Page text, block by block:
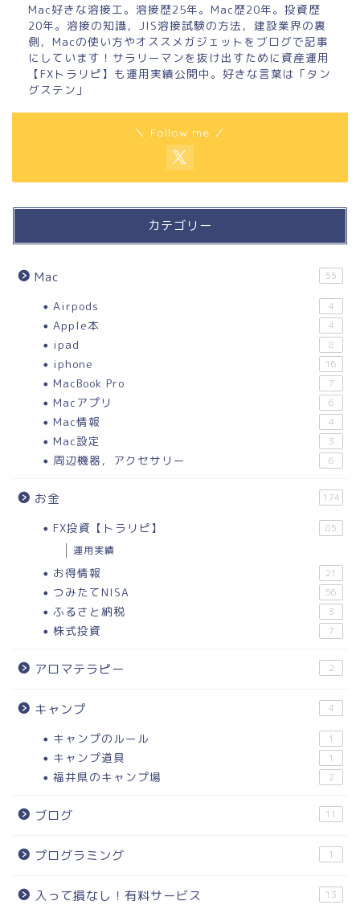
Mac好きな溶接工。溶接歴25年。Mac歴20年。投資歴
20年。溶接の知識，JIS溶接試験の方法，建設業界の裏
側，Macの使い方やオススメガジェットをブログで記事
にしています！サラリーマンを抜け出すために資産運用
【FXトラリピ】も運用実績公開中。好きな言葉は「タン
グステン」
＼ Follow me ／
カテゴリー
Mac 55
Airpods 4
Apple本 4
ipad 8
iphone 16
MacBook Pro 7
Macアプリ 6
Mac情報 4
Mac設定 3
周辺機器，アクセサリー 6
お金 174
FX投資【トラリピ】 85
運用実績
お得情報 21
つみたてNISA 56
ふるさと納税 3
株式投資 7
アロマテラピー 2
キャンプ 4
キャンプのルール 1
キャンプ道具 1
福井県のキャンプ場 2
ブログ 11
プログラミング 1
入って損なし！有料サービス 13